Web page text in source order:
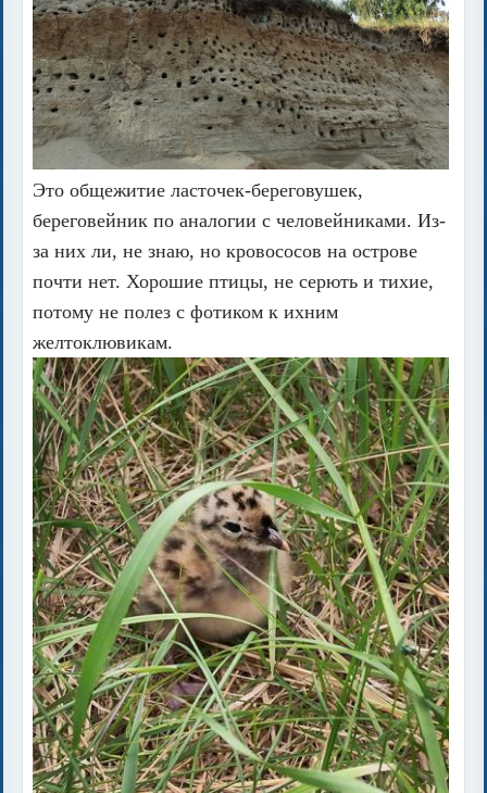
Это общежитие ласточек-береговушек,
береговейник по аналогии с человейниками. Из-
за них ли, не знаю, но кровососов на острове
почти нет. Хорошие птицы, не серють и тихие,
потому не полез с фотиком к ихним
желтоклювикам.